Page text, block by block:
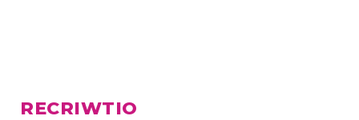
RECRIWTIO